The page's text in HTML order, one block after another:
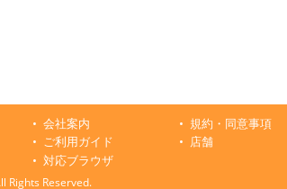
会社案内
規約・同意事項
ご利用ガイド
店舗
対応ブラウザ
Rights Reserved.